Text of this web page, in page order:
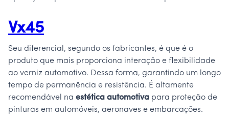
Vx45
Seu diferencial, segundo os fabricantes, é que é o
produto que mais proporciona interação e flexibilidade
ao verniz automotivo. Dessa forma, garantindo um longo
tempo de permanência e resistência. É altamente
recomendável na estética automotiva para proteção de
pinturas em automóveis, aeronaves e embarcações.